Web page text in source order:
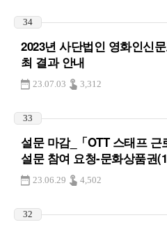
34
2023년 사단법인 영화인신
최 결과 안내
23.07.03 3,312
33
설문 마감_「OTT 스태프
설문 참여 요청-문화상품권
23.06.29 4,502
32